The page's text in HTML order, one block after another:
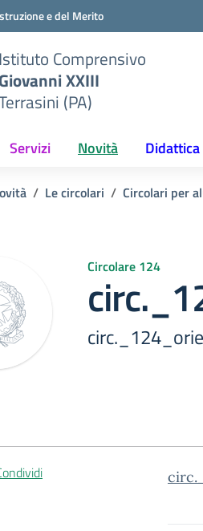
strumenti
e del Merito
Istituto Comprensivo
Giovanni XXIII
(PA)
Servizi Novità Didattica
Le circolari Circolari per
Circolare 124